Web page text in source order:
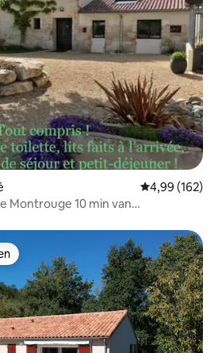
Gemiddelde
4,99 (162)
Montrouge 10 min van